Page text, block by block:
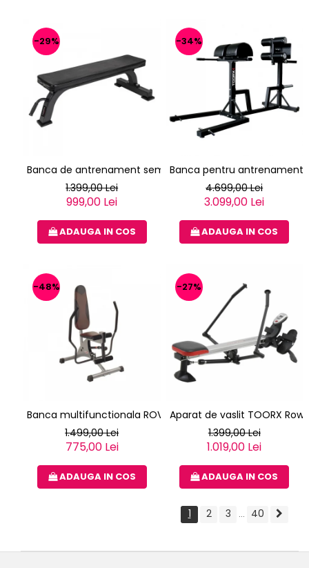
-29%
Banca de antrenament semiprofesionala TOORX WBX-100
1.399,00 Lei
999,00 Lei
ADAUGA IN COS
-34%
Banca pentru antrenament
4.699,00 Lei
3.099,00 Lei
ADAUGA IN COS
-48%
Banca multifunctionala ROVERA HYDRO MASTER
1.499,00 Lei
775,00 Lei
ADAUGA IN COS
-27%
Aparat de vaslit TOORX
1.399,00 Lei
1.019,00 Lei
ADAUGA IN COS
1 2 3 ... 40